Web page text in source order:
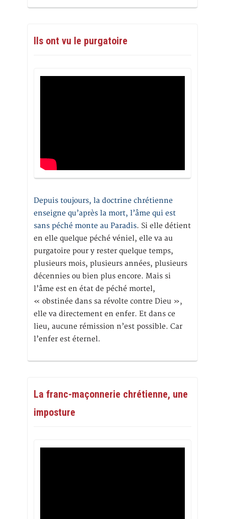
Ils ont vu le purgatoire
Depuis toujours, la doctrine chrétienne
enseigne qu’après la mort, l’âme qui est
sans péché monte au Paradis. Si elle détient
en elle quelque péché véniel, elle va au
purgatoire pour y rester quelque temps,
plusieurs mois, plusieurs années, plusieurs
décennies ou bien plus encore. Mais si
l’âme est en état de péché mortel,
« obstinée dans sa révolte contre Dieu »,
elle va directement en enfer. Et dans ce
lieu, aucune rémission n’est possible. Car
l’enfer est éternel.
La franc-maçonnerie chrétienne, une
imposture